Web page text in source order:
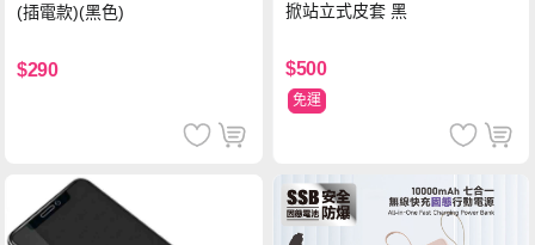
(插電款)(黑色)
$290
掀站立式皮套 黑
$500
免運